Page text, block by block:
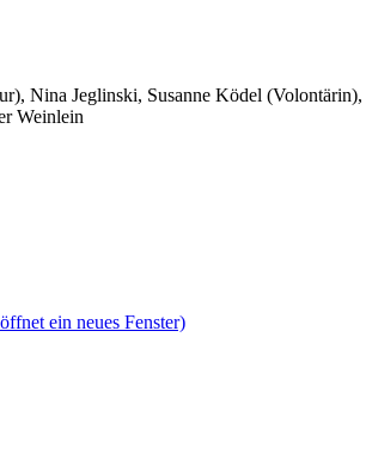
Nina Jeglinski, Susanne Ködel (Volontärin),
Weinlein
ein neues Fenster)